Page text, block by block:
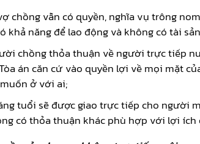
chồng vẫn có quyền, nghĩa vụ trông
khả năng để lao động và không có tài
chồng thỏa thuận về người trực tiếp
án căn cứ vào quyền lợi về mọi mặt
ở với ai;
tuổi sẽ được giao trực tiếp cho người
có thỏa thuận khác phù hợp với lợi ích